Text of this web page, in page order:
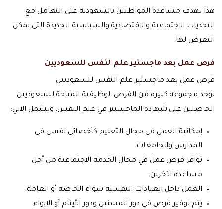
هذا بهدف مساعدة المواطنين بالسعودية على التعامل مع
التحديات الاجتماعية والاقتصادية والسياسية الجديدة التي يمكن
التعرض لها.
فرص عمل بعد ماجستير علم النفس للسعوديين
فرص عمل بعد ماجستير علم النفس للسعوديين
توجد مجموعة كبيرة من الفرص الوظيفية المتاحة للسعوديين
الحاصلين على شهادة الماجستير في علم النفس، وتشمل الآتي:
إمكانية العمل في مجال التعليم كأخصائي نفسي في
المدارس والجامعات.
توافر فرص عمل في مجال الخدمة الاجتماعية من أجل
مساعدة الآخرين.
العمل داخل العيادات النفسية سواء الخاصة أو العامة.
يتم توفير فرص في دور المسنين ودور الأيتام أو الإيواء